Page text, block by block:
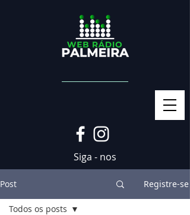
Siga - nos
Post Registre-se
Todos os posts